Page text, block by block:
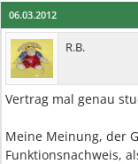
06.03.2012
R.B.
Vertrag mal genau
Meine Meinung, der
Funktionsnachweis,